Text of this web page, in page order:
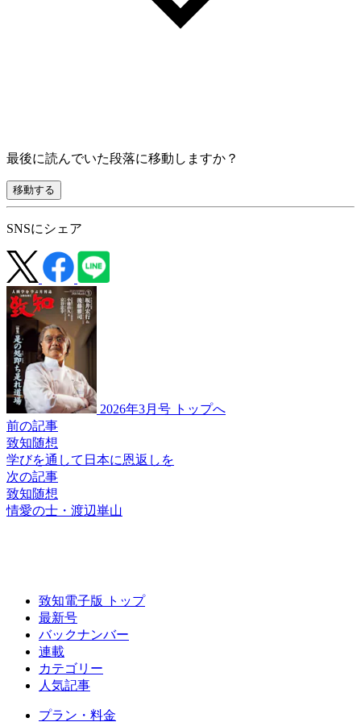
最後に読んでいた段落に移動しますか？
移動する
SNSにシェア
2026年3月号 トップへ
前の記事
致知随想
学びを通して 日本に恩返しを
次の記事
致知随想
情愛の士・渡辺崋山
致知電子版 トップ
最新号
バックナンバー
連載
カテゴリー
人気記事
プラン・料金